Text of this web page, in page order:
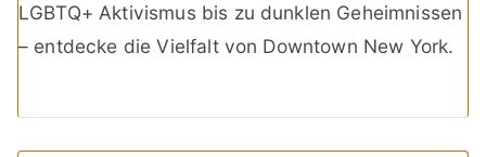
LGBTQ+ Aktivismus bis zu dunklen Geheimnissen
– entdecke die Vielfalt von Downtown New York.